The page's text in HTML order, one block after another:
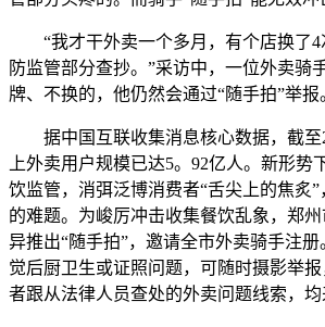
“我才干外卖一个多月，有个店换了4
防监管部分查抄。”采访中，一位外卖骑
牌、不换的，他仍然会通过“随手拍”举报
据中国互联收集消息核心数据，截至
上外卖用户规模已达5。92亿人。新形势
饮监管，消弭泛博消费者“舌尖上的焦炙
的难题。为峻厉冲击收集餐饮乱象，郑
异推出“随手拍”，邀请全市外卖骑手注
觉后厨卫生或证照问题，可随时摄影举
者跟从法律人员查处的外卖问题线索，均